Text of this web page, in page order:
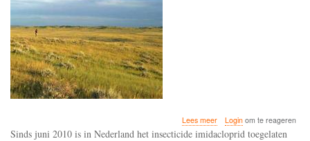
Lees meerover
Imidacloprid
Loginom te reageren
Sinds juni 2010 is in Nederland het insecticide imidacloprid toegelaten